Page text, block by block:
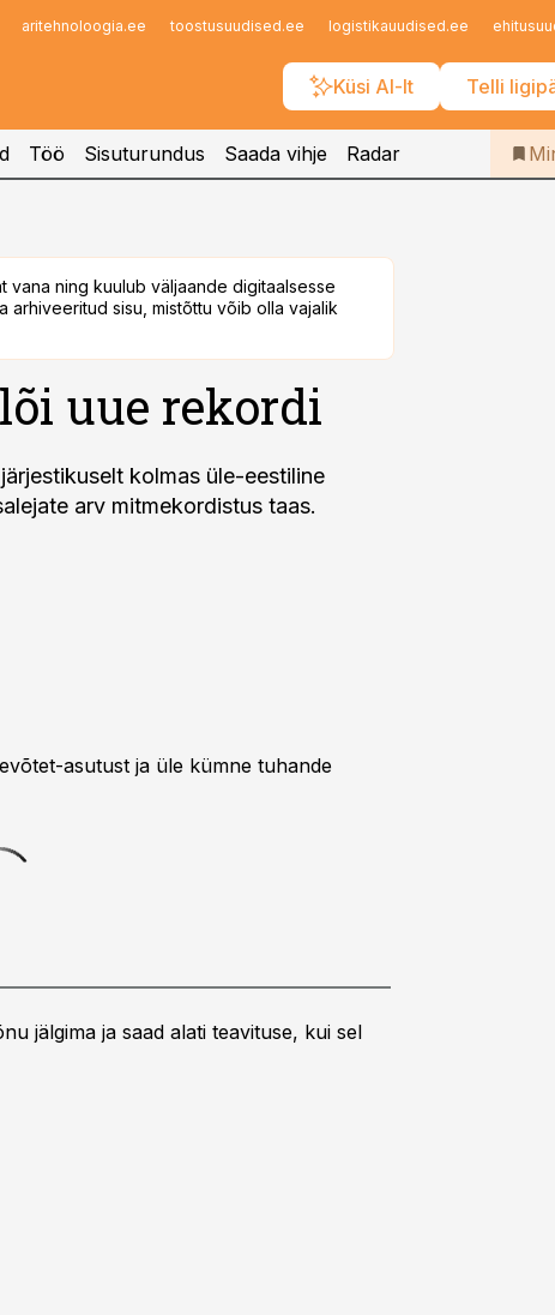
aritehnoloogia.ee toostusuudised.ee logistikauudised.ee
Küsi AI-lt Telli
Telli
Töö Sisuturundus Saada vihje Radar
vana ning kuulub väljaande digitaalsesse
arhiveeritud sisu, mistõttu võib olla vajalik
uue rekordi
kolmas üle-eestiline
arv mitmekordistus taas.
asutust ja üle kümne tuhande
jälgima ja saad alati teavituse, kui sel